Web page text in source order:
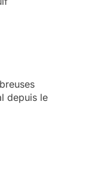
depuis le